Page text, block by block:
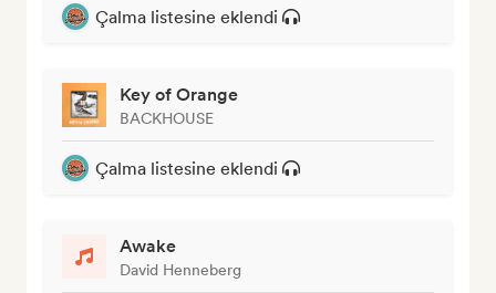
Çalma listesine eklendi
Key of Orange
BACKHOUSE
Çalma listesine eklendi
Awake
David Henneberg